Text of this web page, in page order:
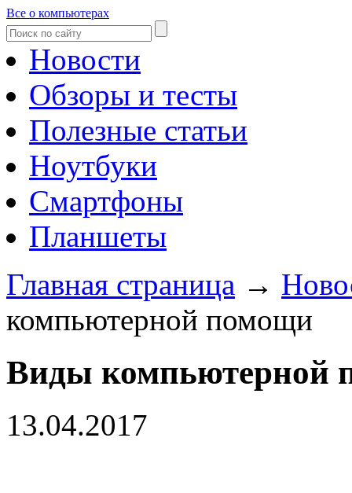
Все о компьютерах
Новости
Обзоры и тесты
Полезные статьи
Ноутбуки
Смартфоны
Планшеты
Главная страница →
компьютерной помощи
Виды компьютерной
13.04.2017